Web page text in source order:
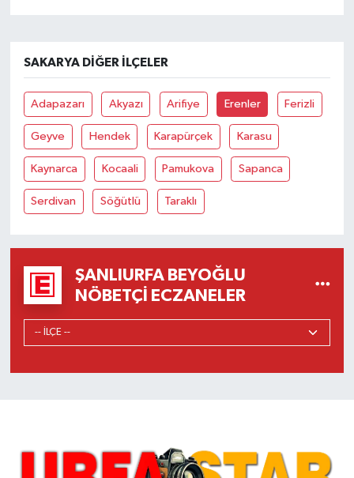
SAKARYA DIĞER İLÇELER
Adapazarı Akyazı Arifiye Erenler Ferizli
Geyve Hendek Karapürçek Karasu
Kaynarca Kocaali Pamukova Sapanca
Serdivan Söğütlü Taraklı
ŞANLIURFA BEYOĞLU
NÖBETÇI ECZANELER